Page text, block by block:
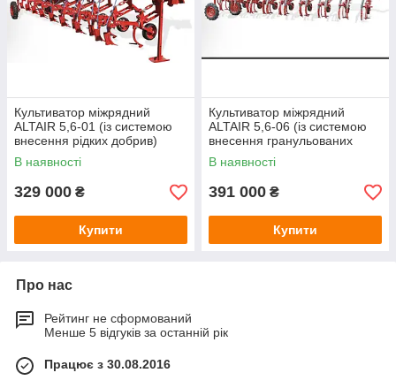
Культиватор міжрядний
ALTAIR 5,6-01 (із системою
внесення рідких добрив)
В наявності
329 000 ₴
Купити
Культиватор міжрядний
ALTAIR 5,6-06 (із системою
внесення гранульованих
добрив)
В наявності
391 000 ₴
Купити
Про нас
Рейтинг не сформований
Менше 5 відгуків за останній рік
Працює з 30.08.2016